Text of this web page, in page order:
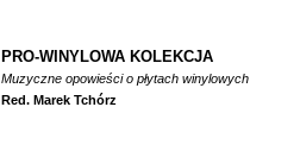
PRO-WINYLOWA KOLEKCJA
Muzyczne opowieści o płytach winylowych
Red. Marek Tchórz